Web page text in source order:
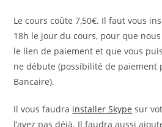
Le cours coûte 7,50€. Il faut vous
18h le jour du cours, pour que
le lien de paiement et que vous
ne débute (possibilité de paiement
Bancaire).
Il vous faudra installer Skype sur
l’avez pas déjà. Il faudra aussi